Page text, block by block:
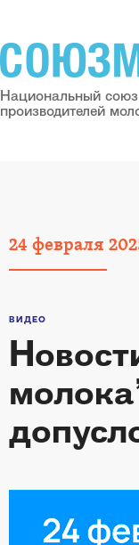
Национальный союз
производителей
24 февраля
ВИДЕО